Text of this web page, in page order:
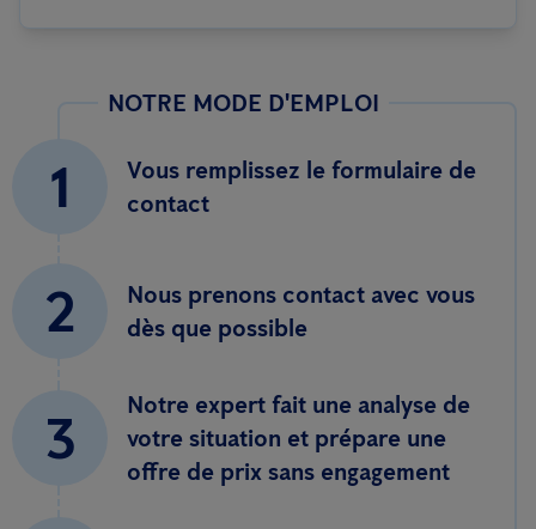
NOTRE MODE D'EMPLOI
1
Vous remplissez le formulaire de
contact
2
Nous prenons contact avec vous
dès que possible
3
Notre expert fait une analyse de
votre situation et prépare une
offre de prix sans engagement